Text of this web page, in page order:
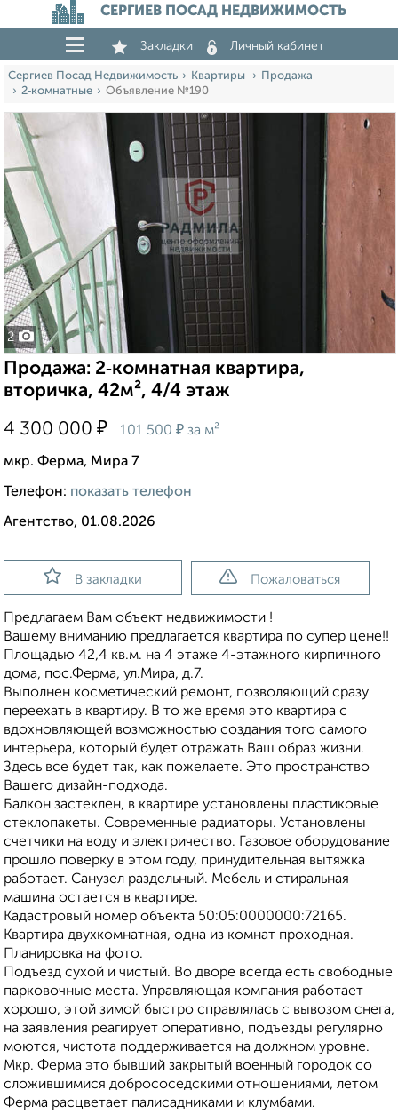
СЕРГИЕВ ПОСАД НЕДВИЖИМОСТЬ
Закладки Личный кабинет
Сергиев Посад Недвижимость Квартиры
Продажа
2‑комнатные
Объявление №190
2
Продажа: 2‑комнатная квартира,
вторичка, 42м², 4/4 этаж
4 300 000 ₽ 101 500 ₽ за м²
мкр. Ферма, Мира 7
Телефон: показать телефон
Агентство, 01.08.2026
В закладки Пожаловаться
Предлагаем Вам объект недвижимости !
Вашему вниманию предлагается квартира по супер цене!!
Площадью 42,4 кв.м. на 4 этаже 4-этажного кирпичного
дома, пос.Ферма, ул.Мира, д.7.
Выполнен косметический ремонт, позволяющий сразу
переехать в квартиру. В то же время это квартира с
вдохновляющей возможностью создания того самого
интерьера, который будет отражать Ваш образ жизни.
Здесь все будет так, как пожелаете. Это пространство
Вашего дизайн-подхода.
Балкон застеклен, в квартире установлены пластиковые
стеклопакеты. Современные радиаторы. Установлены
счетчики на воду и электричество. Газовое оборудование
прошло поверку в этом году, принудительная вытяжка
работает. Санузел раздельный. Мебель и стиральная
машина остается в квартире.
Кадастровый номер объекта 50:05:0000000:72165.
Квартира двухкомнатная, одна из комнат проходная.
Планировка на фото.
Подъезд сухой и чистый. Во дворе всегда есть свободные
парковочные места. Управляющая компания работает
хорошо, этой зимой быстро справлялась с вывозом снега,
на заявления реагирует оперативно, подъезды регулярно
моются, чистота поддерживается на должном уровне.
Мкр. Ферма это бывший закрытый военный городок со
сложившимися добрососедскими отношениями, летом
Ферма расцветает палисадниками и клумбами.